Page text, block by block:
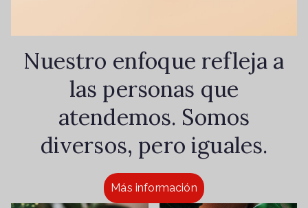
Nuestro enfoque refleja a
las personas que
atendemos. Somos
diversos, pero iguales.
Más información